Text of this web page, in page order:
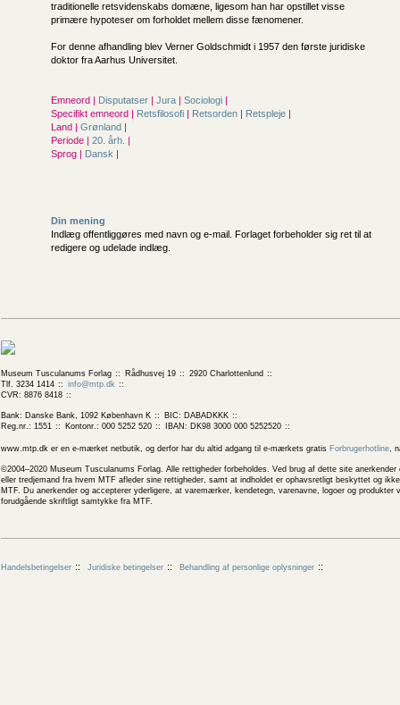
traditionelle retsvidenskabs domæne, ligesom han har opstillet visse
primære hypoteser om forholdet mellem disse fænomener.
For denne afhandling blev Verner Goldschmidt i 1957 den første juridiske
doktor fra Aarhus Universitet.
Emneord | Disputatser | Jura | Sociologi |
Specifikt emneord | Retsfilosofi | Retsorden | Retspleje |
Land | Grønland |
Periode | 20. årh. |
Sprog | Dansk |
Din mening
Indlæg offentliggøres med navn og e-mail. Forlaget forbeholder sig ret til at
redigere og udelade indlæg.
Museum Tusculanums Forlag Rådhusvej 19
2920 Charlottenlund
Tlf. 3234 1414
info@mtp.dk
CVR: 8876 8418
Bank: Danske Bank, 1092 København K
BIC: DABADKKK
Reg.nr.: 1551
Kontonr.: 000 5252 520 IBAN: DK98 3000 000 5252520
www.mtp.dk er en e-mærket netbutik, og derfor har du altid adgang til e-mærkets gratis Forbrugerhotline,
©2004–2020 Museum Tusculanums Forlag. Alle rettigheder forbeholdes. Ved brug af dette site
eller tredjemand fra hvem MTF afleder sine rettigheder, samt at indholdet er ophavsretligt beskyttet og
MTF. Du anerkender og accepterer yderligere, at varemærker, kendetegn, varenavne, logoer og
forudgående skriftligt samtykke fra MTF.
Handelsbetingelser Juridiske betingelser Behandling af personlige oplysninger